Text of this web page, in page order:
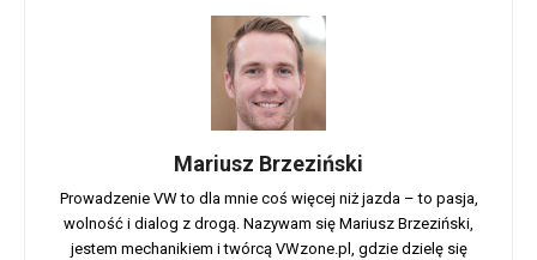
Mariusz Brzeziński
Prowadzenie VW to dla mnie coś więcej niż jazda – to pasja,
wolność i dialog z drogą. Nazywam się Mariusz Brzeziński,
jestem mechanikiem i twórcą VWzone.pl, gdzie dzielę się